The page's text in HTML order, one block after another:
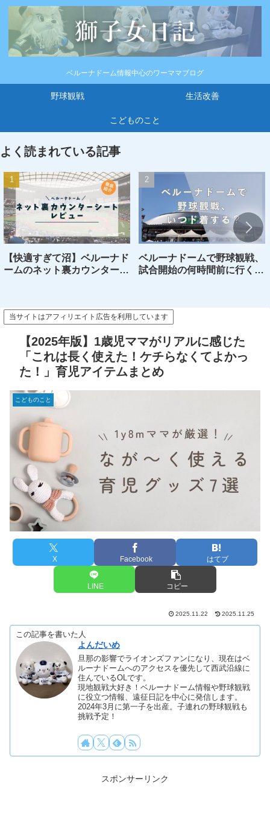
ベルーナドーム情報中心のワーママブログ
野球観戦 生活改善
こどものこと
よく読まれている記事
【快適すぎて沼】ベルーナド
ームのネット裏カウンターシ
ベルーナドームで野球観戦、
試合開始の何時間前に行くの
当サイトはアフィリエイト広告を利用しています
【2025年版】1歳児ママがリアルに感じた
「これは長く使えた！ケチらなくてよかっ
た！」育児アイテムまとめ
こどものこと
X Facebook はてブ
LINE コピー
2025.11.22 2025.11.25
この記事を書いた人
よんだいめ
旦那の影響でライオンズファンになり、現在はベ
ルーナドームへのアクセスを優先して西武沿線に
住んでいるOLです。
現地観戦大好き！ベルーナドーム情報や野球観戦
に役立つ情報、遠征日記を中心に発信します。
2024年3月に第一子を出産。子連れの野球観戦も
挑戦予定！
スポンサーリンク